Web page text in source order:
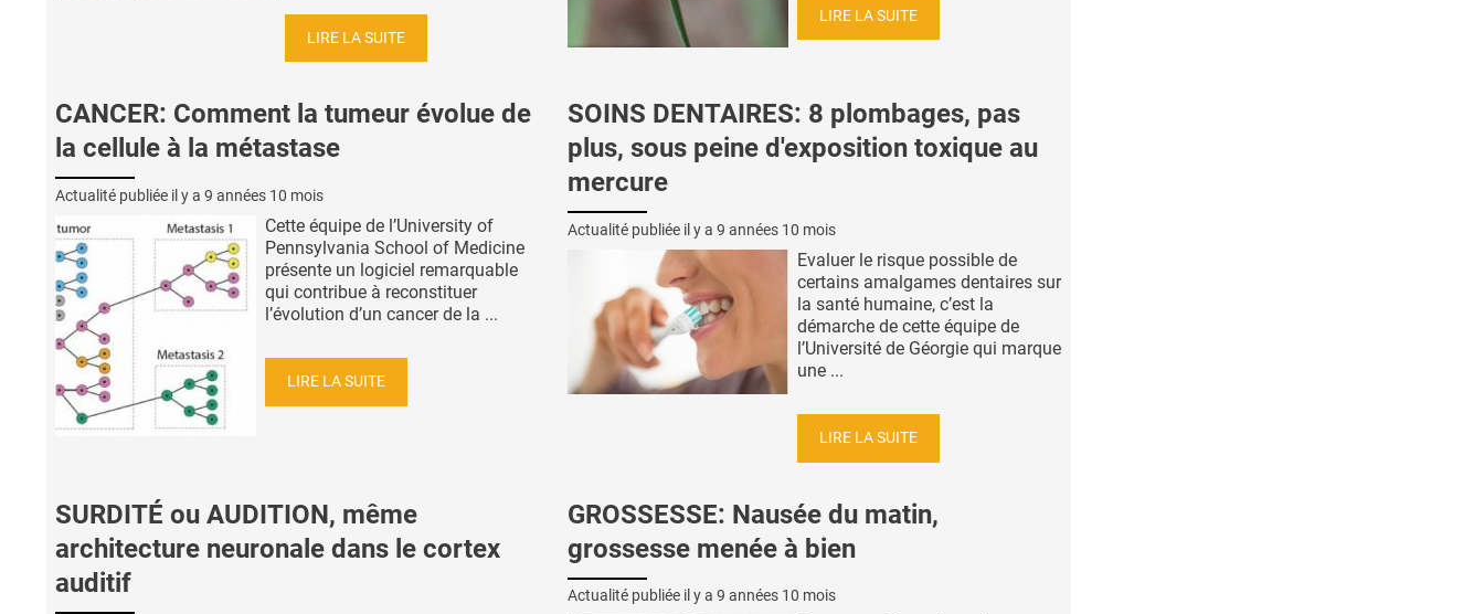
LIRE LA SUITE
LIRE LA SUITE
CANCER: Comment la tumeur évolue de
la cellule à la métastase
Actualité publiée il y a 9 années 10 mois
Cette équipe de l’University of
Pennsylvania School of Medicine
présente un logiciel remarquable
qui contribue à reconstituer
l’évolution d’un cancer de la ...
LIRE LA SUITE
SOINS DENTAIRES: 8 plombages, pas
plus, sous peine d'exposition toxique au
mercure
Actualité publiée il y a 9 années 10 mois
Evaluer le risque possible de
certains amalgames dentaires sur
la santé humaine, c’est la
démarche de cette équipe de
l’Université de Géorgie qui marque
une ...
LIRE LA SUITE
SURDITÉ ou AUDITION, même
architecture neuronale dans le cortex
auditif
GROSSESSE: Nausée du matin,
grossesse menée à bien
Actualité publiée il y a 9 années 10 mois